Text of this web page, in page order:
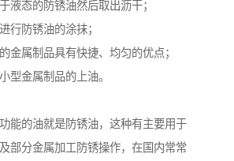
液态的防锈油然后取出沥干；
行防锈油的涂抹；
金属制品具有快捷、均匀的优点；
型金属制品的上油。
能的油就是防锈油，这种有主要用于
部分金属加工防锈操作，在国内常常